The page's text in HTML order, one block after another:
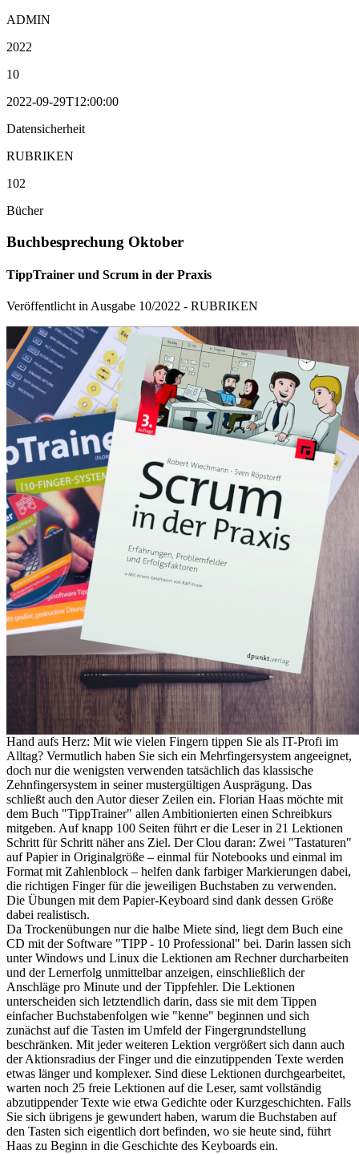
ADMIN
2022
10
2022-09-29T12:00:00
Datensicherheit
RUBRIKEN
102
Bücher
Buchbesprechung Oktober
TippTrainer und Scrum in der Praxis
Veröffentlicht in Ausgabe 10/2022 - RUBRIKEN
Hand aufs Herz: Mit wie vielen Fingern tippen Sie als IT-Profi im
Alltag? Vermutlich haben Sie sich ein Mehrfingersystem angeeignet,
doch nur die wenigsten verwenden tatsächlich das klassische
Zehnfingersystem in seiner mustergültigen Ausprägung. Das
schließt auch den Autor dieser Zeilen ein. Florian Haas möchte mit
dem Buch "TippTrainer" allen Ambitionierten einen Schreibkurs
mitgeben. Auf knapp 100 Seiten führt er die Leser in 21 Lektionen
Schritt für Schritt näher ans Ziel. Der Clou daran: Zwei "Tastaturen"
auf Papier in Originalgröße – einmal für Notebooks und einmal im
Format mit Zahlenblock – helfen dank farbiger Markierungen dabei,
die richtigen Finger für die jeweiligen Buchstaben zu verwenden.
Die Übungen mit dem Papier-Keyboard sind dank dessen Größe
dabei realistisch.
Da Trockenübungen nur die halbe Miete sind, liegt dem Buch eine
CD mit der Software "TIPP - 10 Professional" bei. Darin lassen sich
unter Windows und Linux die Lektionen am Rechner durcharbeiten
und der Lernerfolg unmittelbar anzeigen, einschließlich der
Anschläge pro Minute und der Tippfehler. Die Lektionen
unterscheiden sich letztendlich darin, dass sie mit dem Tippen
einfacher Buchstabenfolgen wie "kenne" beginnen und sich
zunächst auf die Tasten im Umfeld der Fingergrundstellung
beschränken. Mit jeder weiteren Lektion vergrößert sich dann auch
der Aktionsradius der Finger und die einzutippenden Texte werden
etwas länger und komplexer. Sind diese Lektionen durchgearbeitet,
warten noch 25 freie Lektionen auf die Leser, samt vollständig
abzutippender Texte wie etwa Gedichte oder Kurzgeschichten. Falls
Sie sich übrigens je gewundert haben, warum die Buchstaben auf
den Tasten sich eigentlich dort befinden, wo sie heute sind, führt
Haas zu Beginn in die Geschichte des Keyboards ein.